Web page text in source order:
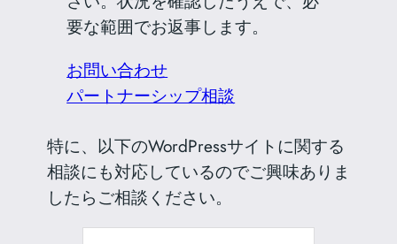
要な範囲でお返事します。
お問い合わせ
パートナーシップ相談
特に、以下のWordPressサイトに関する
相談にも対応しているのでご興味ありま
したらご相談ください。